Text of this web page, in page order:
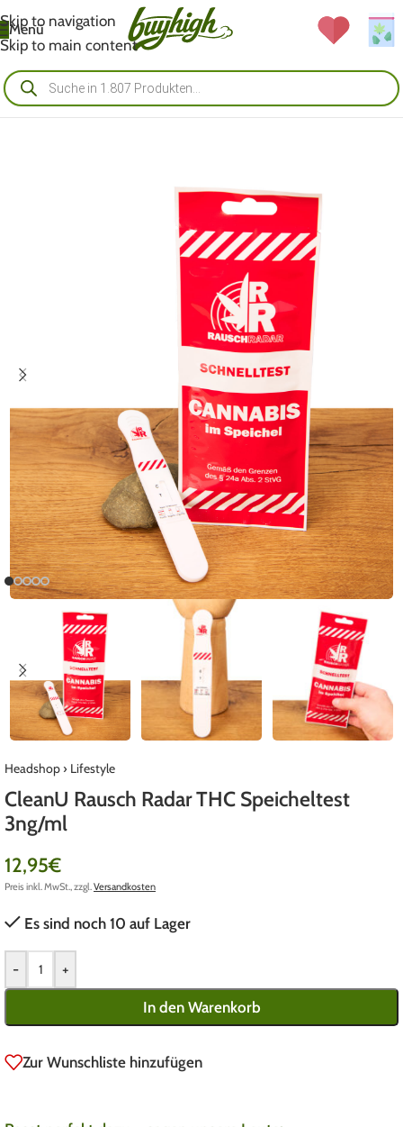
Skip to navigation
Skip to main content
Menü
Headshop› Lifestyle
CleanU Rausch Radar THC Speicheltest
3ng/ml
12,95€
Preis inkl. MwSt., zzgl.Versandkosten
Es sind noch 10 auf Lager
- +
In den Warenkorb
Zur Wunschliste hinzufügen